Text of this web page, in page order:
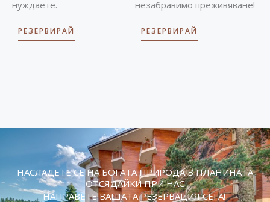
нуждаете.
РЕЗЕРВИРАЙ
незабравимо преживяване!
РЕЗЕРВИРАЙ
НАСЛАДЕТЕ СЕ НА БОГАТА ПРИРОДА В ПЛАНИНАТА
ОТСЯДАЙКИ ПРИ НАС
НАПРАВЕТЕ ВАШАТА РЕЗЕРВАЦИЯ СЕГА!